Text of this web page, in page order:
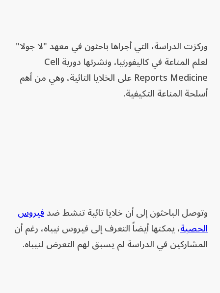
وركزت الدراسة، التي أجراها باحثون في معهد "لا جولا"
لعلم المناعة في كاليفورنيا، ونشرتها دورية Cell
Reports Medicine على الخلايا التائية، وهي من أهم
أسلحة المناعة التكيفية.
وتوصل الباحثون إلى أن خلايا تائية تنشط ضدفيروس
الحصبة، يمكنها أيضاً التعرف إلى فيروس نيباه، رغم أن
المشاركين في الدراسة لم يسبق لهم التعرض لنيباه.